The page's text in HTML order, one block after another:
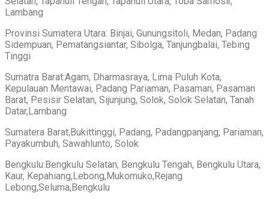
Lambang
Provinsi Sumatera Utara: Binjai, Gunungsitoli, Medan, Padang
Sidempuan, Pematangsiantar, Sibolga, Tanjungbalai, Tebing
Tinggi
Sumatra Barat:Agam, Dharmasraya, Lima Puluh Kota,
Kepulauan Mentawai, Padang Pariaman, Pasaman, Pasaman
Barat, Pesisir Selatan, Sijunjung, Solok, Solok Selatan, Tanah
Datar,Lambang
Sumatera Barat,Bukittinggi, Padang, Padangpanjang, Pariaman,
Payakumbuh, Sawahlunto, Solok
Bengkulu:Bengkulu Selatan, Bengkulu Tengah, Bengkulu Utara,
Kaur, Kepahiang,Lebong,Mukomuko,Rejang
Lebong,Seluma,Bengkulu